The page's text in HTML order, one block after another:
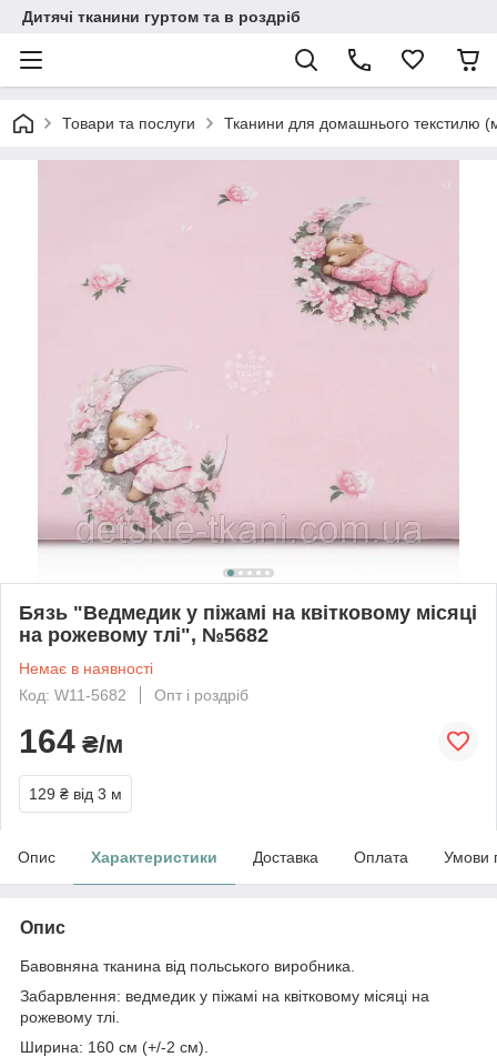
Дитячі тканини гуртом та в роздріб
Товари та послуги Тканини для домашнього текстилю
Бязь "Ведмедик у піжамі на квітковому місяці
на рожевому тлі", №5682
Немає в наявності
Код: W11-5682
Опт і роздріб
164 ₴/м
129 ₴ від 3 м
Опис Характеристики Доставка Оплата Умови
Опис
Бавовняна тканина від польського виробника.
Забарвлення: ведмедик у піжамі на квітковому місяці на
рожевому тлі.
Ширина: 160 см (+/-2 см).